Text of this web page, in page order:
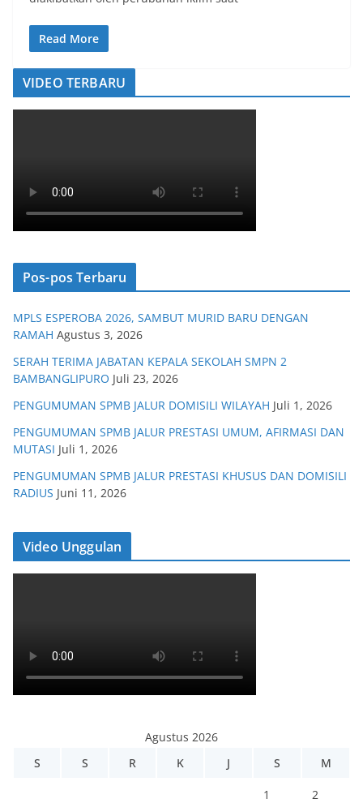
Read More
VIDEO TERBARU
Pos-pos Terbaru
MPLS ESPEROBA 2026, SAMBUT MURID BARU DENGAN
RAMAH Agustus 3, 2026
SERAH TERIMA JABATAN KEPALA SEKOLAH SMPN 2
BAMBANGLIPURO Juli 23, 2026
PENGUMUMAN SPMB JALUR DOMISILI WILAYAH Juli 1, 2026
PENGUMUMAN SPMB JALUR PRESTASI UMUM, AFIRMASI DAN
MUTASI Juli 1, 2026
PENGUMUMAN SPMB JALUR PRESTASI KHUSUS DAN DOMISILI
RADIUS Juni 11, 2026
Video Unggulan
Agustus 2026
S
S R K J S M
1 2